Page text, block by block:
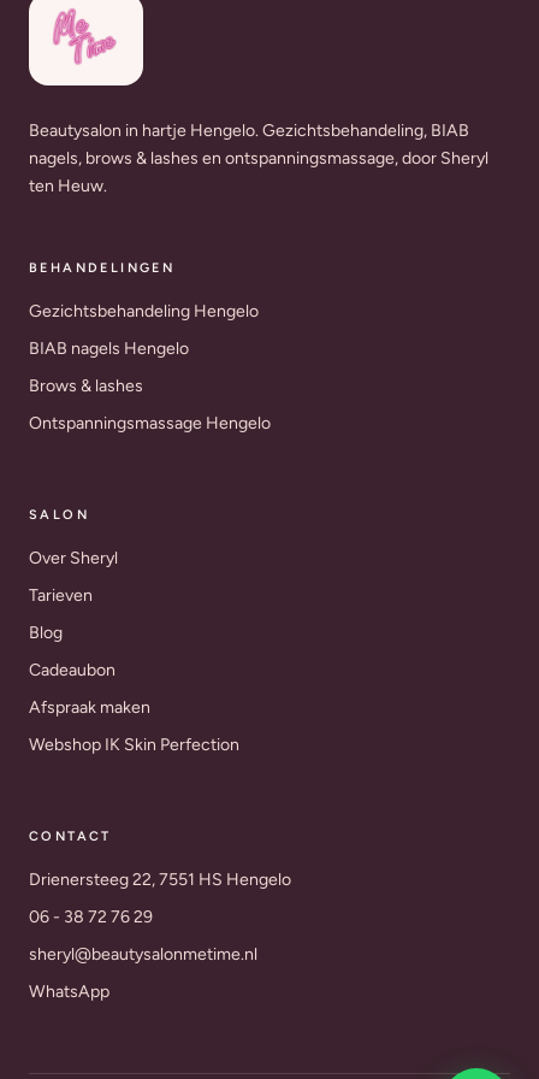
Beautysalon in hartje Hengelo. Gezichtsbehandeling, BIAB
nagels, brows & lashes en ontspanningsmassage, door Sheryl
ten Heuw.
BEHANDELINGEN
Gezichtsbehandeling Hengelo
BIAB nagels Hengelo
Brows & lashes
Ontspanningsmassage Hengelo
SALON
Over Sheryl
Tarieven
Blog
Cadeaubon
Afspraak maken
Webshop IK Skin Perfection
CONTACT
Drienersteeg 22, 7551 HS Hengelo
06 - 38 72 76 29
sheryl@beautysalonmetime.nl
WhatsApp